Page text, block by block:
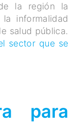
la región la
informalidad
salud pública.
sector que se
para